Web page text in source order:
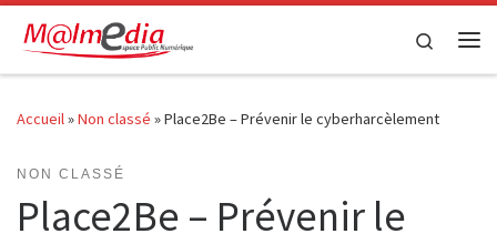
Passer au contenu
Search
Accueil»Non classé »Place2Be – Prévenir le cyberharcèlement
NON CLASSÉ
Place2Be – Prévenir le